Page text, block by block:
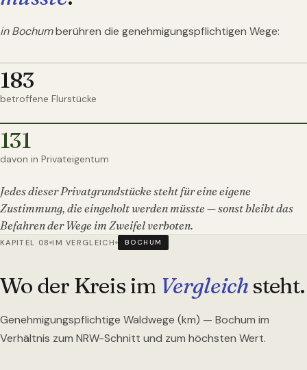
in Bochumberühren die genehmigungspflichtigen Wege:
183
betroffene Flurstücke
131
davon in Privateigentum
Jedes dieser Privatgrundstücke steht für eine eigene
Zustimmung, die eingeholt werden müsste — sonst bleibt das
Befahren der Wege im Zweifel verboten.
KAPITEL 08 IM VERGLEICH BOCHUM
Wo der Kreis im Vergleichsteht.
Genehmigungspflichtige Waldwege (km) — Bochum im
Verhältnis zum NRW-Schnitt und zum höchsten Wert.